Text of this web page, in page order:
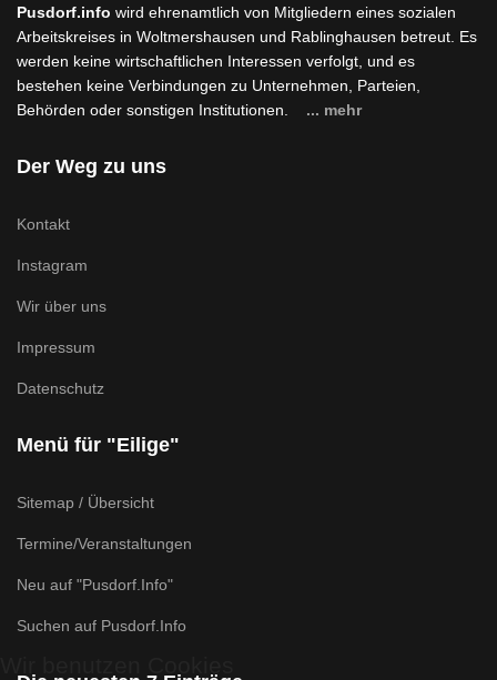
Pusdorf.info wird ehrenamtlich von Mitgliedern eines sozialen
Arbeitskreises in Woltmershausen und Rablinghausen betreut. Es
werden keine wirtschaftlichen Interessen verfolgt, und es
bestehen keine Verbindungen zu Unternehmen, Parteien,
Behörden oder sonstigen Institutionen. ... mehr
Der Weg zu uns
Kontakt
Instagram
Wir über uns
Impressum
Datenschutz
Menü für "Eilige"
Sitemap / Übersicht
Termine/Veranstaltungen
Neu auf "Pusdorf.Info"
Suchen auf Pusdorf.Info